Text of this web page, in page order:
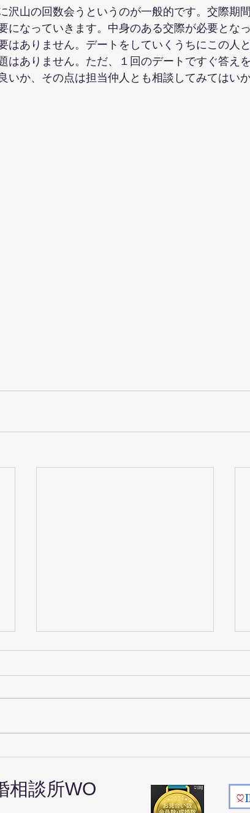
沢山の回数会うというのが一般的です。交際期
になっていきます。中身のある交際が必要とな
はありません。デートをしていくうちにこの人
はありません。ただ、１回のデートですぐ答え
いか、その点は担当仲人とも相談してみてはいか
相談所WO